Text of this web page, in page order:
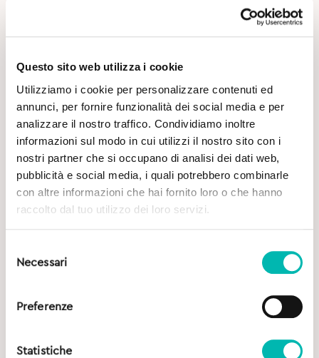
Questo sito web utilizza i cookie
Utilizziamo i cookie per personalizzare contenuti ed
annunci, per fornire funzionalità dei social media e per
analizzare il nostro traffico. Condividiamo inoltre
informazioni sul modo in cui utilizzi il nostro sito con i
nostri partner che si occupano di analisi dei dati web,
pubblicità e social media, i quali potrebbero combinarle
con altre informazioni che hai fornito loro o che hanno
raccolto dal tuo utilizzo dei loro servizi.
delNecessari
Preferenze
Statistiche
Potrebbe Interessarti